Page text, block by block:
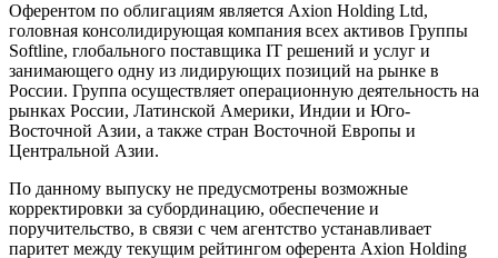
Оферентом по облигациям является Axion Holding Ltd,
головная консолидирующая компания всех активов Группы
Softline, глобального поставщика IT решений и услуг и
занимающего одну из лидирующих позиций на рынке в
России. Группа осуществляет операционную деятельность на
рынках России, Латинской Америки, Индии и Юго-
Восточной Азии, а также стран Восточной Европы и
Центральной Азии.
По данному выпуску не предусмотрены возможные
корректировки за субординацию, обеспечение и
поручительство, в связи с чем агентство устанавливает
паритет между текущим рейтингом оферента Axion Holding